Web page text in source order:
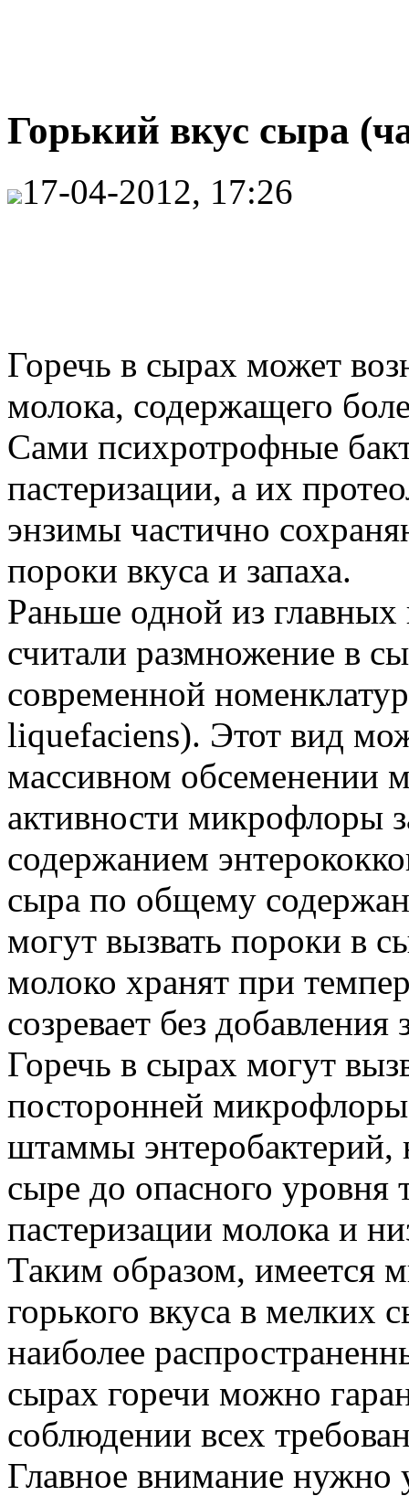
Горький вкус сыра
17-04-2012, 17:26
Горечь в сырах может
молока, содержащего
Сами психротрофные
пастеризации, а их
энзимы частично
пороки вкуса и запаха.
Раньше одной из
считали размножение в
современной
liquefaciens). Этот вид
массивном обсеменении
активности микрофлоры
содержанием
сыра по общему
могут вызвать пороки в
молоко хранят при
созревает без добавления
Горечь в сырах могут
посторонней
штаммы энтеробактерий,
сыре до опасного
пастеризации молока и
Таким образом, имеется
горького вкуса в мелких
наиболее
сырах горечи можно
соблюдении всех
Главное внимание нужно